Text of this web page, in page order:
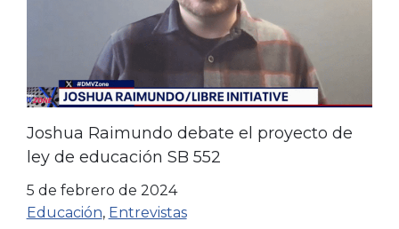
Joshua Raimundo debate el proyecto de
ley de educación SB 552
5 de febrero de 2024
Educación, Entrevistas